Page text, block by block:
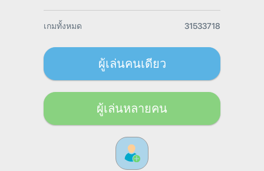
เกมทั้งหมด 31533718
ผู้เล่นคนเดียว
ผู้เล่นหลายคน